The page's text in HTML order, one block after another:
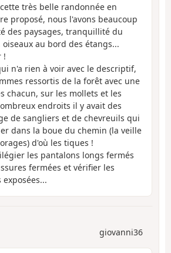
très belle randonnée en
proposé, nous l'avons beaucoup
des paysages, tranquillité du
au bord des étangs...
!
n'a rien à voir avec le descriptif,
ressortis de la forêt avec une
chacun, sur les mollets et les
endroits il y avait des
de sangliers et de chevreuils qui
dans la boue du chemin (la veille
d'où les tiques !
les pantalons longs fermés
fermées et vérifier les
giovanni36